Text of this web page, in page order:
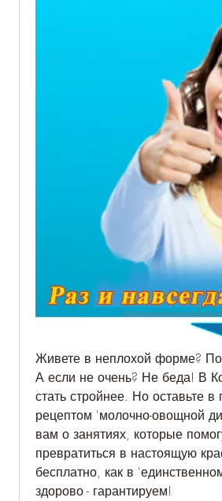
Живете в неплохой форме?
А если не очень? Не беда! В
стать стройнее. Но оставьте
рецептом 'молочно-овощной
вам о занятиях, которые
превратиться в настоящую
бесплатно, как в
здорово - гарантируем!